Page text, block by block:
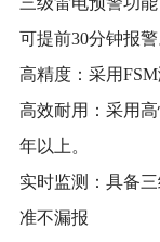
可提前30分钟报警
高精度：采用
高效耐用：采用
年以上。
实时监测：具备
准不漏报